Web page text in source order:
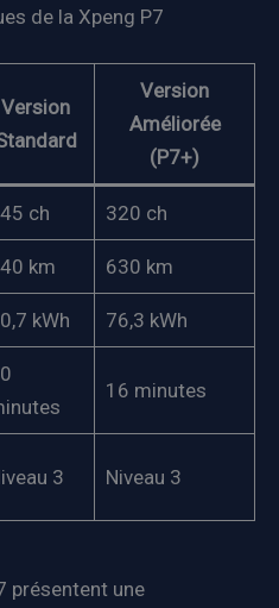
de la Xpeng P7
Version
Version
Améliorée
(P7+)
ch 320 ch
km 630 km
kWh 76,3 kWh
16 minutes
3 Niveau 3
présentent une